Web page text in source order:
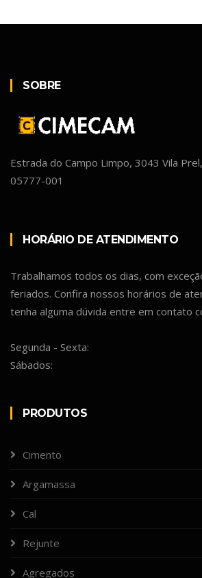
SOBRE
Estrada do Campo Limpo, 3043 Vila
05777-001
HORÁRIO DE ATENDIMENTO
Trabalhamos todos os dias, com
feriados. Confira nossos horários de
tenha alguma dúvida entre em contato
Segunda - Sexta:
Sábados:
PRODUTOS
Cimento
Argamassa
Cal
Rejunte
Agregados